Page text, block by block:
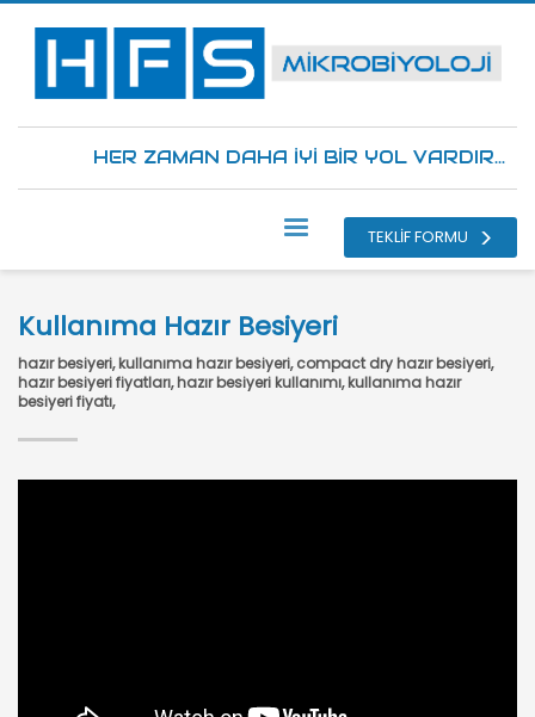
HER ZAMAN DAHA İYİ BİR YOL VARDIR...
TEKLİF FORMU
Kullanıma Hazır Besiyeri
hazır besiyeri, kullanıma hazır besiyeri, compact dry hazır besiyeri,
hazır besiyeri fiyatları, hazır besiyeri kullanımı, kullanıma hazır
besiyeri fiyatı,